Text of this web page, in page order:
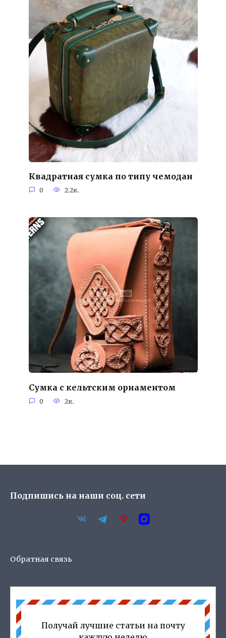
Квадратная сумка по типу чемодан
0 2.2к.
Сумка с кельтским орнаментом
0 2к.
Подпишись на наши соц. сети
Обратная связь
Получай лучшие статьи на почту